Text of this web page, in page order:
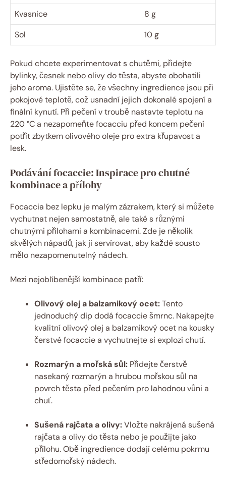
Kvasnice
8 g
Sol
10 g
Pokud chcete experimentovat s chutěmi, přidejte
bylinky, česnek nebo olivy do těsta, abyste obohatili
jeho aroma. Ujistěte se, že všechny ingredience jsou při
pokojové teplotě, což usnadní jejich dokonalé spojení a
finální kynutí. Při pečení v troubě nastavte teplotu na
220 °C a nezapomeňte focacciu před koncem pečení
potřít zbytkem olivového oleje pro extra křupavost a
lesk.
Podávání focaccie: Inspirace pro chutné
kombinace a přílohy
Focaccia bez lepku je malým zázrakem, který si můžete
vychutnat nejen samostatně, ale také s různými
chutnými přílohami a kombinacemi. Zde je několik
skvělých nápadů, jak ji servírovat, aby každé sousto
mělo nezapomenutelný nádech.
Mezi nejoblíbenější kombinace patří:
Olivový olej a balzamikový ocet:Tento
jednoduchý dip dodá focaccie šmrnc. Nakapejte
kvalitní olivový olej a balzamikový ocet na kousky
čerstvé focaccie a vychutnejte si explozi chutí.
Rozmarýn a mořská sůl: Přidejte čerstvě
nasekaný rozmarýn a hrubou mořskou sůl na
povrch těsta před pečením pro lahodnou vůni a
chuť.
Sušená rajčata a olivy:Vložte nakrájená sušená
rajčata a olivy do těsta nebo je použijte jako
přílohu. Obě ingredience dodají celému pokrmu
středomořský nádech.